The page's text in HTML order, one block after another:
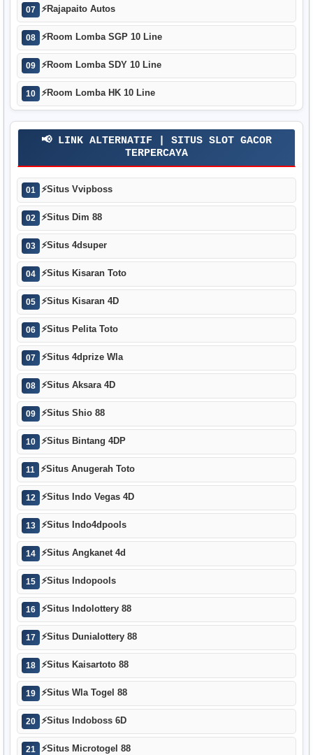
07 ⚡Rajapaito Autos
08 ⚡Room Lomba SGP 10 Line
09 ⚡Room Lomba SDY 10 Line
10 ⚡Room Lomba HK 10 Line
📢 LINK ALTERNATIF | SITUS SLOT GACOR
TERPERCAYA
01 ⚡Situs Vvipboss
02 ⚡Situs Dim 88
03 ⚡Situs 4dsuper
04 ⚡Situs Kisaran Toto
05 ⚡Situs Kisaran 4D
06 ⚡Situs Pelita Toto
07 ⚡Situs 4dprize Wla
08 ⚡Situs Aksara 4D
09 ⚡Situs Shio 88
10 ⚡Situs Bintang 4DP
11 ⚡Situs Anugerah Toto
12 ⚡Situs Indo Vegas 4D
13 ⚡Situs Indo4dpools
14 ⚡Situs Angkanet 4d
15 ⚡Situs Indopools
16 ⚡Situs Indolottery 88
17 ⚡Situs Dunialottery 88
18 ⚡Situs Kaisartoto 88
19 ⚡Situs Wla Togel 88
20 ⚡Situs Indoboss 6D
21 ⚡Situs Microtogel 88